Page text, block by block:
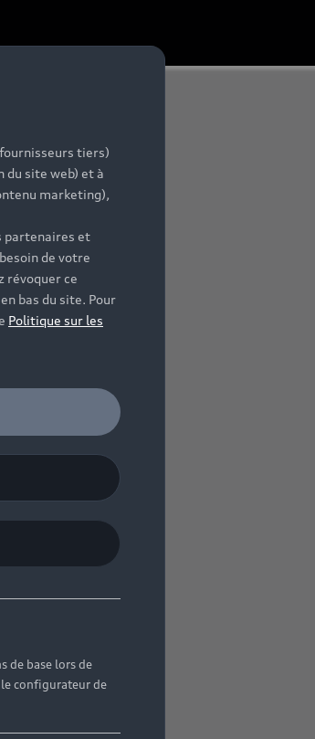
tiers)
du site web) et à
marketing),
partenaires et
de votre
révoquer ce
bas du site. Pour
Politique sur les
de base lors de
configurateur de